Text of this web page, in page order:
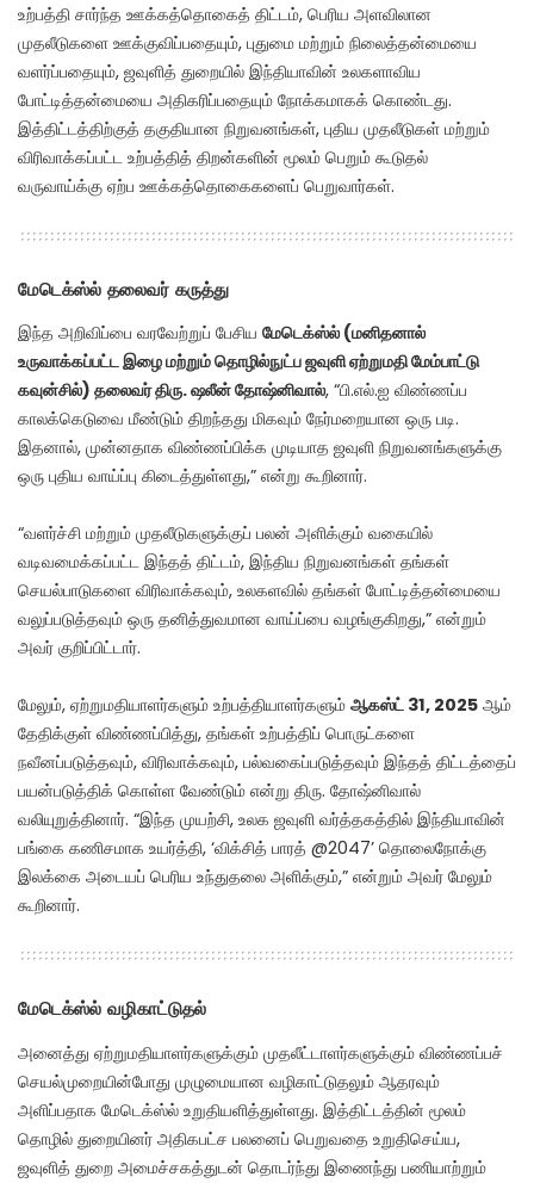
உற்பத்தி சார்ந்த ஊக்கத்தொகைத் திட்டம், பெரிய அளவிலான
முதலீடுகளை ஊக்குவிப்பதையும், புதுமை மற்றும் நிலைத்தன்மையை
வளர்ப்பதையும், ஜவுளித் துறையில் இந்தியாவின் உலகளாவிய
போட்டித்தன்மையை அதிகரிப்பதையும் நோக்கமாகக் கொண்டது.
இத்திட்டத்திற்குத் தகுதியான நிறுவனங்கள், புதிய முதலீடுகள் மற்றும்
விரிவாக்கப்பட்ட உற்பத்தித் திறன்களின் மூலம் பெறும் கூடுதல்
வருவாய்க்கு ஏற்ப ஊக்கத்தொகைகளைப் பெறுவார்கள்.
மேடெக்ஸ்ல் தலைவர் கருத்து
இந்த அறிவிப்பை வரவேற்றுப் பேசிய மேடெக்ஸ்ல் (மனிதனால்
உருவாக்கப்பட்ட இழை மற்றும் தொழில்நுட்ப ஜவுளி ஏற்றுமதி மேம்பாட்டு
கவுன்சில்) தலைவர் திரு. ஷலீன் தோஷ்னிவால், “பி.எல்.ஐ விண்ணப்ப
காலக்கெடுவை மீண்டும் திறந்தது மிகவும் நேர்மறையான ஒரு படி.
இதனால், முன்னதாக விண்ணப்பிக்க முடியாத ஜவுளி நிறுவனங்களுக்கு
ஒரு புதிய வாய்ப்பு கிடைத்துள்ளது,” என்று கூறினார்.
“வளர்ச்சி மற்றும் முதலீடுகளுக்குப் பலன் அளிக்கும் வகையில்
வடிவமைக்கப்பட்ட இந்தத் திட்டம், இந்திய நிறுவனங்கள் தங்கள்
செயல்பாடுகளை விரிவாக்கவும், உலகளவில் தங்கள் போட்டித்தன்மையை
வலுப்படுத்தவும் ஒரு தனித்துவமான வாய்ப்பை வழங்குகிறது,” என்றும்
அவர் குறிப்பிட்டார்.
மேலும், ஏற்றுமதியாளர்களும் உற்பத்தியாளர்களும் ஆகஸ்ட் 31, 2025 ஆம்
தேதிக்குள் விண்ணப்பித்து, தங்கள் உற்பத்திப் பொருட்களை
நவீனப்படுத்தவும், விரிவாக்கவும், பல்வகைப்படுத்தவும் இந்தத் திட்டத்தைப்
பயன்படுத்திக் கொள்ள வேண்டும் என்று திரு. தோஷ்னிவால்
வலியுறுத்தினார். “இந்த முயற்சி, உலக ஜவுளி வர்த்தகத்தில் இந்தியாவின்
பங்கை கணிசமாக உயர்த்தி, ‘விக்சித் பாரத் @2047’ தொலைநோக்கு
இலக்கை அடையப் பெரிய உந்துதலை அளிக்கும்,” என்றும் அவர் மேலும்
கூறினார்.
மேடெக்ஸ்ல் வழிகாட்டுதல்
அனைத்து ஏற்றுமதியாளர்களுக்கும் முதலீட்டாளர்களுக்கும் விண்ணப்பச்
செயல்முறையின்போது முழுமையான வழிகாட்டுதலும் ஆதரவும்
அளிப்பதாக மேடெக்ஸ்ல் உறுதியளித்துள்ளது. இத்திட்டத்தின் மூலம்
தொழில் துறையினர் அதிகபட்ச பலனைப் பெறுவதை உறுதிசெய்ய,
ஜவுளித் துறை அமைச்சகத்துடன் தொடர்ந்து இணைந்து பணியாற்றும்